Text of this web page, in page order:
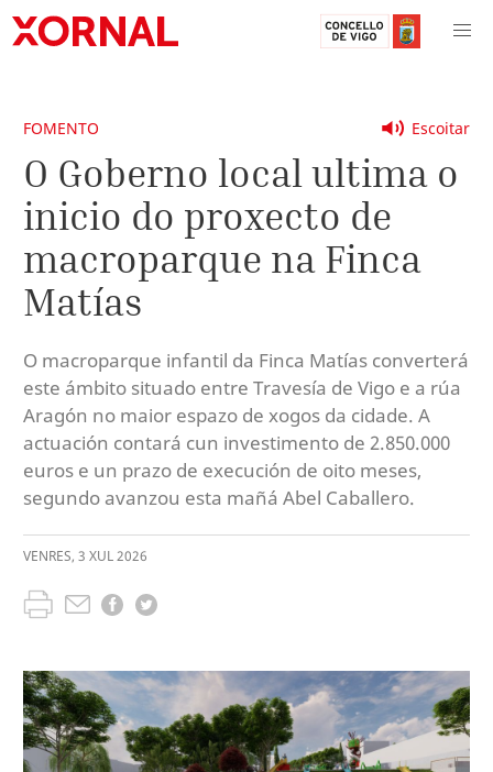
Escoitar
FOMENTO
O Goberno local ultima o
inicio do proxecto de
macroparque na Finca
Matías
O macroparque infantil da Finca Matías converterá
este ámbito situado entre Travesía de Vigo e a rúa
Aragón no maior espazo de xogos da cidade. A
actuación contará cun investimento de 2.850.000
euros e un prazo de execución de oito meses,
segundo avanzou esta mañá Abel Caballero.
VENRES, 3 XUL2026